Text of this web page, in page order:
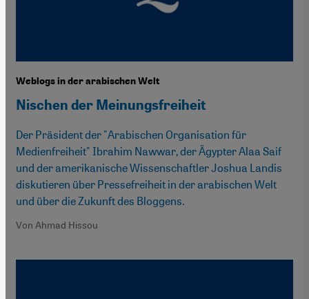
Weblogs in der arabischen Welt
Nischen der Meinungsfreiheit
Der Präsident der "Arabischen Organisation für
Medienfreiheit" Ibrahim Nawwar, der Ägypter Alaa Saif
und der amerikanische Wissenschaftler Joshua Landis
diskutieren über Pressefreiheit in der arabischen Welt
und über die Zukunft des Bloggens.
Von Ahmad Hissou